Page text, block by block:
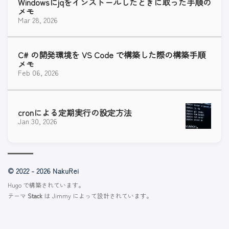
メモ
Mar 28, 2026
C# の開発環境を VS Code で構築した際の構築手順
メモ
Feb 06, 2026
cronによる定期実行の設定方法
Jan 30, 2026
© 2022 - 2026 NakuRei
Hugo で構築されています。
テーマ Stack は Jimmy によって設計されています。